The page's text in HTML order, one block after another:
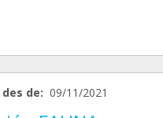
de: 09/11/2021